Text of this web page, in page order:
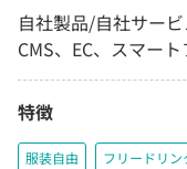
自社製品/自社サービ
CMS、EC、スマー
特徴
服装自由 フリードリン